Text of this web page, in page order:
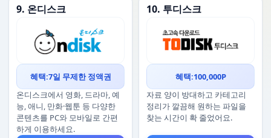
9. 온디스크
혜택:7일 무제한 정액권
온디스크에서 영화, 드라마, 예
능, 애니, 만화·웹툰 등 다양한
콘텐츠를 PC와 모바일로 간편
하게 이용하세요.
10. 투디스크
혜택:100,000P
자료 양이 방대하고 카테고리
정리가 깔끔해 원하는 파일을
찾는 시간이 확 줄었어요.